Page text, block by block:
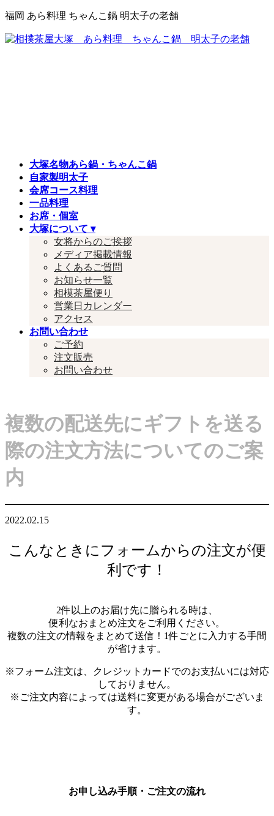
コ
テ
ナ
ゲ
福岡 あら料理 ちゃんこ鍋 明太子の老舗
大塚名物あら鍋・ちゃんこ鍋
自家製明太子
会席コース料理
一品料理
お席・個室
大塚について ▾
女将からのご挨拶
メディア掲載情報
よくあるご質問
お知らせ一覧
相模茶屋便り
営業日カレンダー
アクセス
お問い合わせ
ご予約
注文販売
お問い合わせ
複数の配送先にギフトを送る
際の注文方法についてのご案
内
2022.02.15
こんなときにフォームからの注文が便
利です！
2件以上のお届け先に贈られる時は、
便利なおまとめ注文をご利用ください。
複数の注文の情報をまとめて送信！1件ごとに入力する手間
が省けます。
※フォーム注文は、クレジットカードでのお支払いには対応
しておりません。
※ご注文内容によっては送料に変更がある場合がございま
す。
お申し込み手順・ご注文の流れ